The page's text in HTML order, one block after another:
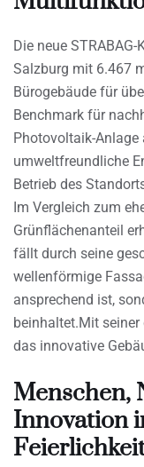
Die neue
Salzburg mit 6.467
Bürogebäude für
Benchmark für
Photovoltaik-
umweltfreundliche
Betrieb des
Im Vergleich zum
Grünflächenanteil
fällt durch seine
wellenförmige
ansprechend ist,
beinhaltet.Mit
das innovative
Menschen,
Innovation